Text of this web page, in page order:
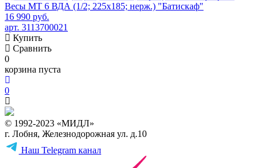
Весы МТ 6 ВДА (1/2; 225х185; нерж.) "Батискаф"
16 990 руб.
арт. 3113700021
Купить
Сравнить
0
корзина пуста
0
© 1992-2023 «МИДЛ»
г. Лобня, Железнодорожная ул. д.10
Наш Telegram канал